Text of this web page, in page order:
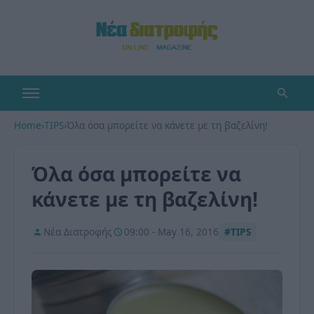
Home›TIPS›Όλα όσα μπορείτε να κάνετε με τη βαζελίνη!
Όλα όσα μπορείτε να
κάνετε με τη βαζελίνη!
Νέα Διατροφής 09:00 - May 16, 2016 #TIPS